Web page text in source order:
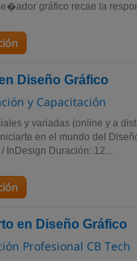
gráfico recae la
Diseño Gráfico
y Capacitación
y variadas (online y a
en el mundo del
InDesign Duración: 12...
en Diseño Gráfico
Profesional CB Tech